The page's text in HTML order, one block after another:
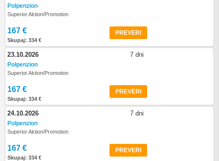
Polpenzion
Superior Aktion/Promotion
167 €
Skupaj: 334 €
PREVERI
23.10.2026 7 dni
Polpenzion
Superior Aktion/Promotion
167 €
Skupaj: 334 €
PREVERI
24.10.2026 7 dni
Polpenzion
Superior Aktion/Promotion
167 €
Skupaj: 334 €
PREVERI